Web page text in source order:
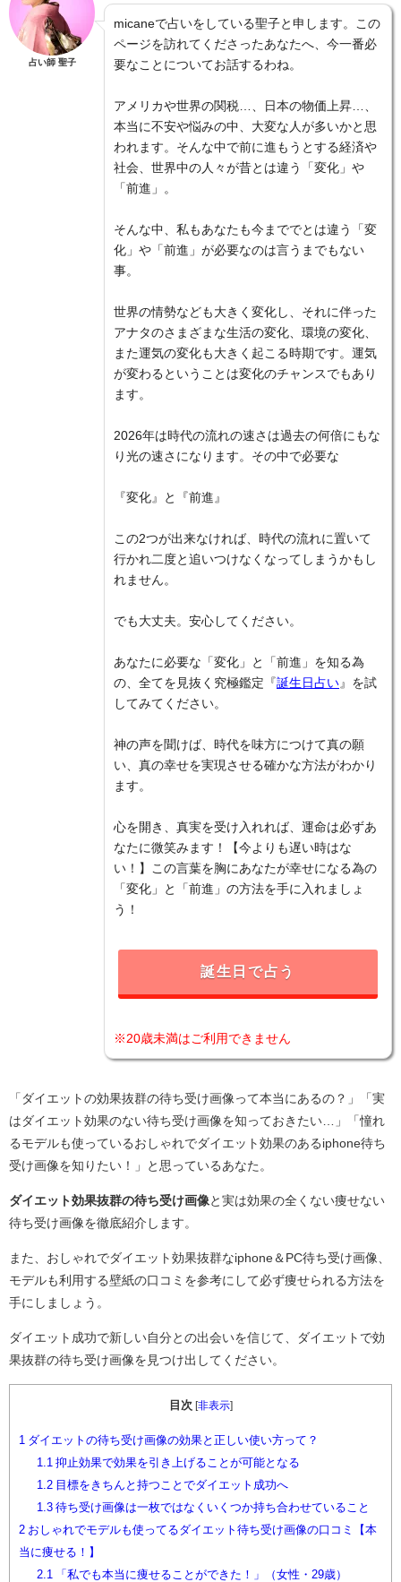
占い師 聖子
micaneで占いをしている聖子と申します。この
ページを訪れてくださったあなたへ、今一番必
要なことについてお話するわね。
アメリカや世界の関税…、日本の物価上昇…、
本当に不安や悩みの中、大変な人が多いかと思
われます。そんな中で前に進もうとする経済や
社会、世界中の人々が昔とは違う「変化」や
「前進」。
そんな中、私もあなたも今まででとは違う「変
化」や「前進」が必要なのは言うまでもない
事。
世界の情勢なども大きく変化し、それに伴った
アナタのさまざまな生活の変化、環境の変化、
また運気の変化も大きく起こる時期です。運気
が変わるということは変化のチャンスでもあり
ます。
2026年は時代の流れの速さは過去の何倍にもな
り光の速さになります。その中で必要な
『変化』と『前進』
この2つが出来なければ、時代の流れに置いて
行かれ二度と追いつけなくなってしまうかもし
れません。
でも大丈夫。安心してください。
あなたに必要な「変化」と「前進」を知る為
の、全てを見抜く究極鑑定『誕生日占い 』を試
してみてください。
神の声を聞けば、時代を味方につけて真の願
い、真の幸せを実現させる確かな方法がわかり
ます。
心を開き、真実を受け入れれば、運命は必ずあ
なたに微笑みます！【今よりも遅い時はな
い！】この言葉を胸にあなたが幸せになる為の
「変化」と「前進」の方法を手に入れましょ
う！
誕生日で占う
※20歳未満はご利用できません
「ダイエットの効果抜群の待ち受け画像って本当にあるの？」「実
はダイエット効果のない待ち受け画像を知っておきたい…」「憧れ
るモデルも使っているおしゃれでダイエット効果のあるiphone待ち
受け画像を知りたい！」と思っているあなた。
ダイエット効果抜群の待ち受け画像 と実は効果の全くない痩せない
待ち受け画像を徹底紹介します。
また、おしゃれでダイエット効果抜群なiphone＆PC待ち受け画像、
モデルも利用する壁紙の口コミを参考にして必ず痩せられる方法を
手にしましょう。
ダイエット成功で新しい自分との出会いを信じて、ダイエットで効
果抜群の待ち受け画像を見つけ出してください。
目次 [非表示]
1
ダイエットの待ち受け画像の効果と正しい使い方って？
1.1 抑止効果で効果を引き上げることが可能となる
1.2目標をきちんと持つことでダイエット成功へ
1.3待ち受け画像は一枚ではなくいくつか持ち合わせていること
2 おしゃれでモデルも使ってるダイエット待ち受け画像の口コミ【本
当に痩せる！】
2.1
「私でも本当に痩せることができた！」（女性・29歳）